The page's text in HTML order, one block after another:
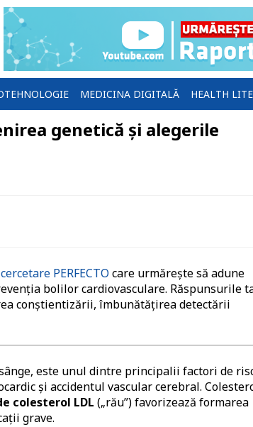
MEDICINA DIGITALĂ HEALTH
genetică și alegerile
PERFECTO care urmărește să adune
bolilor cardiovasculare. Răspunsurile
conștientizării, îmbunătățirea detectării
este unul dintre principalii factori de
și accidentul vascular cerebral.
colesterol LDL („rău”) favorizează formarea
grave.